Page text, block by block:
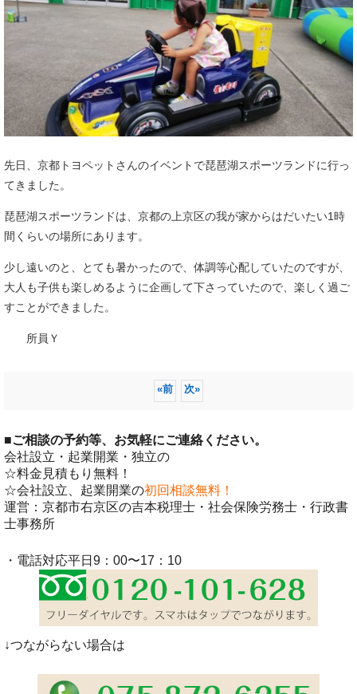
先日、京都トヨペットさんのイベントで琵琶湖スポーツランドに行っ
てきました。
琵琶湖スポーツランドは、京都の上京区の我が家からはだいたい1時
間くらいの場所にあります。
少し遠いのと、とても暑かったので、体調等心配していたのですが、
大人も子供も楽しめるように企画して下さっていたので、楽しく過ご
すことができました。
所員Ｙ
«前 次»
■ご相談の予約等、お気軽にご連絡ください。
会社設立・起業開業・独立の
☆料金見積もり無料！
☆会社設立、起業開業の初回相談無料！
運営：京都市右京区の吉本税理士・社会保険労務士・行政書
士事務所
・電話対応平日9：00〜17：10
↓つながらない場合は